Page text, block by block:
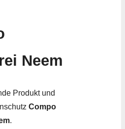
Neem
Produkt und
Compo
.